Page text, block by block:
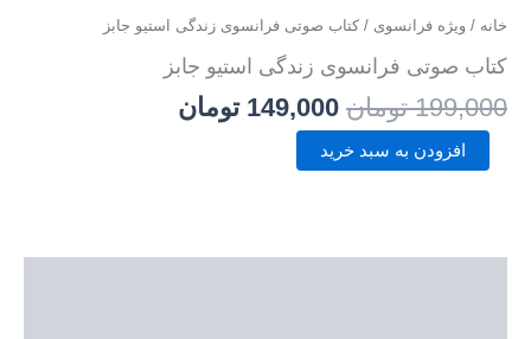
خانه / ویژه فرانسوی / کتاب صوتی فرانسوی زندگی استیو جابز
کتاب صوتی فرانسوی زندگی استیو جابز
199,000 تومان 149,000 تومان
افزودن به سبد خرید